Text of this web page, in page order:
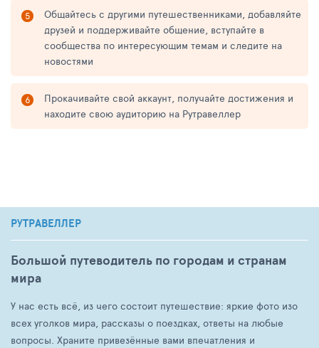
Общайтесь с другими путешественниками, добавляйте
друзей и поддерживайте общение, вступайте в
сообщества по интересующим темам и следите на
новостями
Прокачивайте свой аккаунт, получайте достижения и
находите свою аудиторию на Рутравеллер
РУТРАВЕЛЛЕР
Большой путеводитель по городам и странам
мира
У нас есть всё, из чего состоит путешествие: яркие фото изо
всех уголков мира, рассказы о поездках, ответы на любые
вопросы. Храните привезённые вами впечатления и